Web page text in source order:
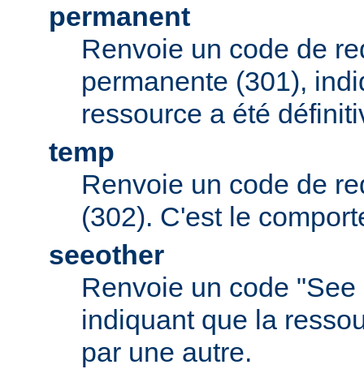
permanent
Renvoie un code de
permanente (301),
ressource a été
temp
Renvoie un code de
(302). C'est le
seeother
Renvoie un code
indiquant que la
par une autre.